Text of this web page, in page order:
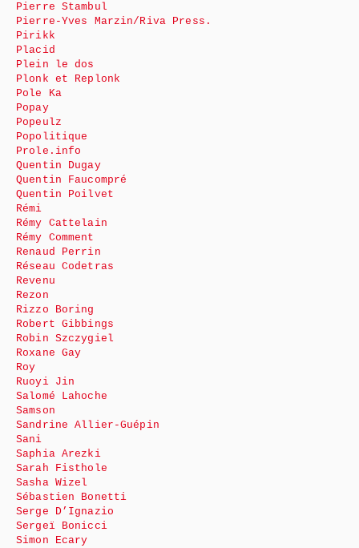
Pierre Stambul
Pierre-Yves Marzin/Riva Press.
Pirikk
Placid
Plein le dos
Plonk et Replonk
Pole Ka
Popay
Popeulz
Popolitique
Prole.info
Quentin Dugay
Quentin Faucompré
Quentin Poilvet
Rémi
Rémy Cattelain
Rémy Comment
Renaud Perrin
Réseau Codetras
Revenu
Rezon
Rizzo Boring
Robert Gibbings
Robin Szczygiel
Roxane Gay
Roy
Ruoyi Jin
Salomé Lahoche
Samson
Sandrine Allier-Guépin
Sani
Saphia Arezki
Sarah Fisthole
Sasha Wizel
Sébastien Bonetti
Serge D’Ignazio
Sergeï Bonicci
Simon Ecary